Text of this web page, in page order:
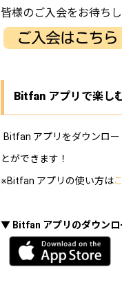
皆様のご入会をお待ち
Bitfan アプリで楽し
Bitfan アプリをダウンロ
とができます！
※Bitfan アプリの使い方は
▼ Bitfan アプリのダウンロ